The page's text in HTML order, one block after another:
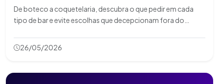
De boteco a coquetelaria, descubra o que pedir em cada
tipo de bar e evite escolhas que decepcionam fora do
26/05/2026